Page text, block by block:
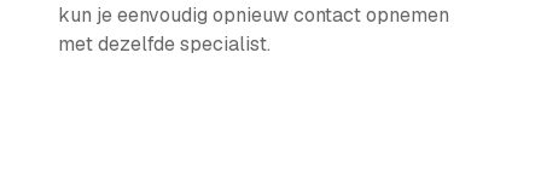
kun je eenvoudig opnieuw contact opnemen
met dezelfde specialist.